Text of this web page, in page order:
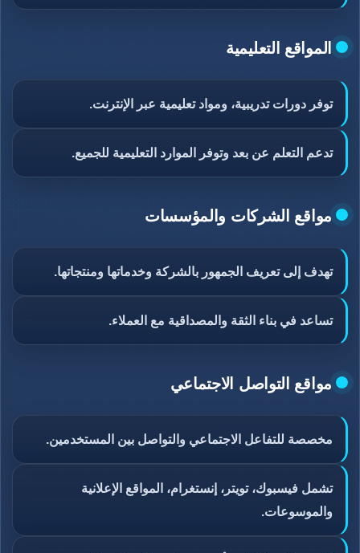
المواقع التعليمية
توفر دورات تدريبية، ومواد تعليمية عبر الإنترنت.
تدعم التعلم عن بعد وتوفر الموارد التعليمية للجميع.
مواقع الشركات والمؤسسات
تهدف إلى تعريف الجمهور بالشركة وخدماتها ومنتجاتها.
تساعد في بناء الثقة والمصداقية مع العملاء.
مواقع التواصل الاجتماعي
مخصصة للتفاعل الاجتماعي والتواصل بين المستخدمين.
تشمل فيسبوك، تويتر، إنستغرام، المواقع الإعلانية
والموسوعات.